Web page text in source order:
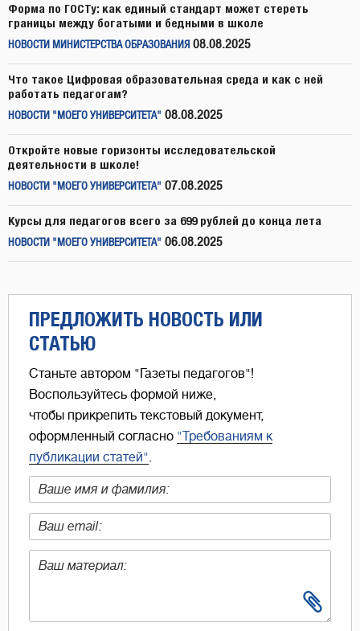
Форма по ГОСТу: как единый стандарт может стереть
границы между богатыми и бедными в школе
НОВОСТИ МИНИСТЕРСТВА ОБРАЗОВАНИЯ 08.08.2025
Что такое Цифровая образовательная среда и как с ней
работать педагогам?
НОВОСТИ "МОЕГО УНИВЕРСИТЕТА" 08.08.2025
Откройте новые горизонты исследовательской
деятельности в школе!
НОВОСТИ "МОЕГО УНИВЕРСИТЕТА" 07.08.2025
Курсы для педагогов всего за 699 рублей до конца лета
НОВОСТИ "МОЕГО УНИВЕРСИТЕТА" 06.08.2025
ПРЕДЛОЖИТЬ НОВОСТЬ ИЛИ
СТАТЬЮ
Станьте автором "Газеты педагогов"!
Воспользуйтесь формой ниже,
чтобы прикрепить текстовый документ,
оформленный согласно "Требованиям к
публикации статей"